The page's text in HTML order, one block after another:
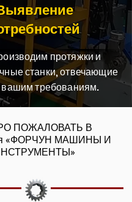
протяжки и
станки, отвечающие
вашим требованиям.
ПОЖАЛОВАТЬ В
«ФОРЧУН МАШИНЫ И